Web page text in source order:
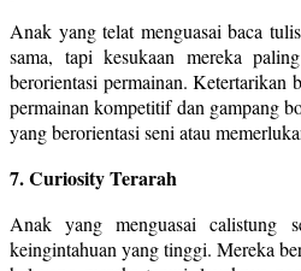
Anak yang telat menguasai baca
sama, tapi kesukaan mereka
berorientasi permainan. Ketertarikan
permainan kompetitif dan gampang
yang berorientasi seni atau
7. Curiosity Terarah
Anak yang menguasai calistung
keingintahuan yang tinggi. Mereka